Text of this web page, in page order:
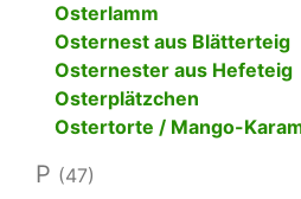
Osterlamm
Osternest aus Blätterteig
Osternester aus Hefeteig
Osterplätzchen
Ostertorte / Mango-
P (47)